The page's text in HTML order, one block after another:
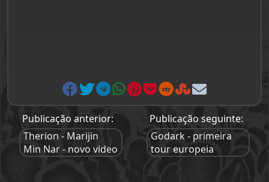
Publicação anterior:
Therion - Marijin
Min Nar - novo video
Publicação seguinte:
Godark - primeira
tour europeia